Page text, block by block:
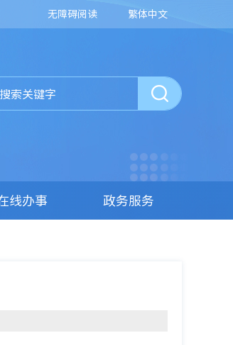
无障碍阅读 繁体中文
线办事 政务服务